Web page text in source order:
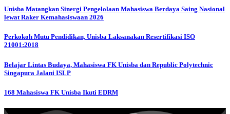
Unisba Matangkan Sinergi Pengelolaan Mahasiswa Berdaya Saing Nasional
lewat Raker Kemahasiswaan 2026
Perkokoh Mutu Pendidikan, Unisba Laksanakan Resertifikasi ISO
21001:2018
Belajar Lintas Budaya, Mahasiswa FK Unisba dan Republic Polytechnic
Singapura Jalani ISLP
168 Mahasiswa FK Unisba Ikuti EDRM